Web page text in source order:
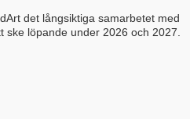
det långsiktiga samarbetet med
ske löpande under 2026 och 2027.